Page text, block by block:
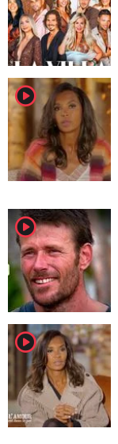
player2
player2
player2